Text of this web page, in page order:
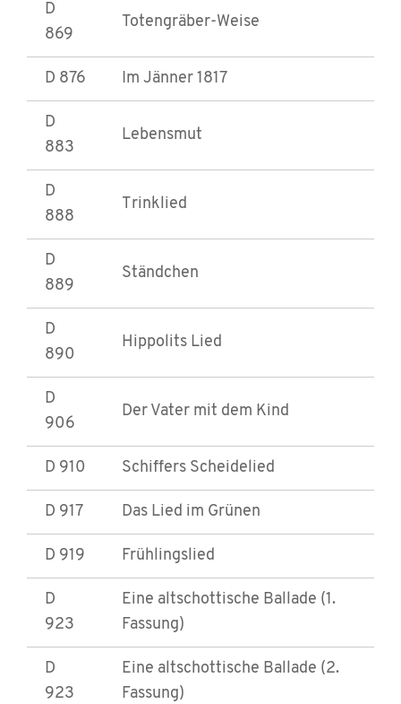
D
869
Totengräber-Weise
D 876 Im Jänner 1817
D
883
Lebensmut
D
888
Trinklied
D
889
Ständchen
D
890
Hippolits Lied
D
906
Der Vater mit dem Kind
D 910 Schiffers Scheidelied
D 917 Das Lied im Grünen
D 919 Frühlingslied
D
923
Eine altschottische Ballade (1.
Fassung)
D
923
Eine altschottische Ballade (2.
Fassung)